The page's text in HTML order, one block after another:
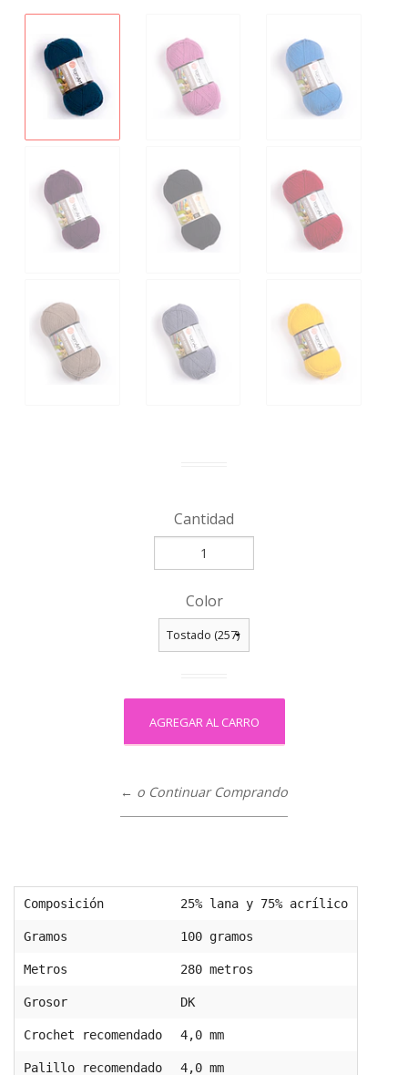
Cantidad
Color
← o Continuar Comprando
Composición 25% lana y 75% acrílico
Gramos 100 gramos
Metros 280 metros
Grosor DK
Crochet recomendado 4,0 mm
Palillo recomendado 4,0 mm